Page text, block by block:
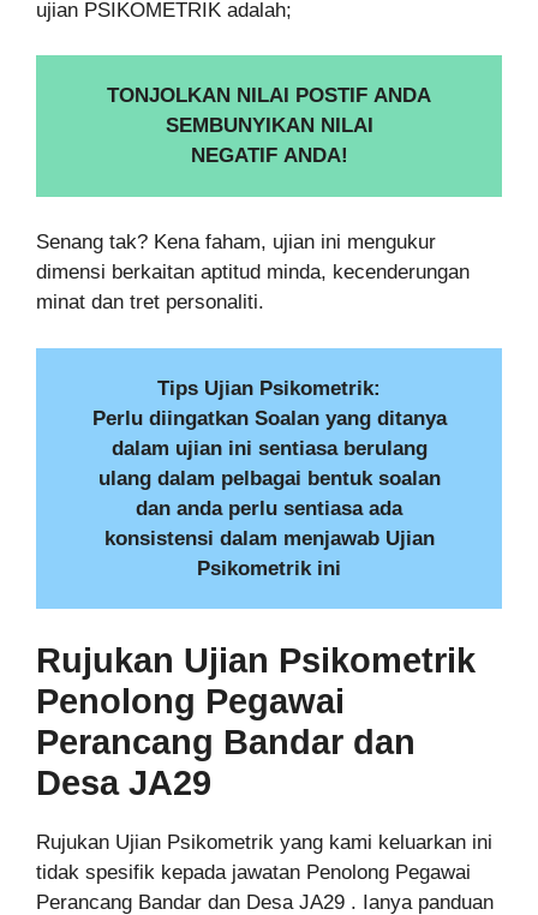
ujian PSIKOMETRIK adalah;
TONJOLKAN NILAI POSTIF ANDA
SEMBUNYIKAN NILAI
NEGATIF ANDA!
Senang tak? Kena faham, ujian ini mengukur
dimensi berkaitan aptitud minda, kecenderungan
minat dan tret personaliti.
Tips Ujian Psikometrik:
Perlu diingatkan Soalan yang ditanya
dalam ujian ini sentiasa berulang
ulang dalam pelbagai bentuk soalan
dan anda perlu sentiasa ada
konsistensi dalam menjawab Ujian
Psikometrik ini
Rujukan Ujian Psikometrik
Penolong Pegawai
Perancang Bandar dan
Desa JA29
Rujukan Ujian Psikometrik yang kami keluarkan ini
tidak spesifik kepada jawatan Penolong Pegawai
Perancang Bandar dan Desa JA29 . Ianya panduan